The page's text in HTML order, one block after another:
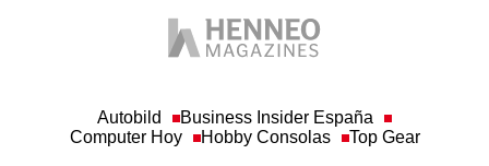
Autobild
Business Insider España
Computer Hoy
Hobby Consolas Top Gear